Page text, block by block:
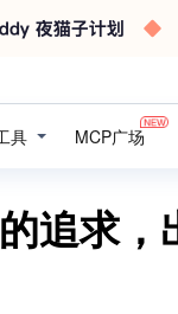
具 MCP广场
追求